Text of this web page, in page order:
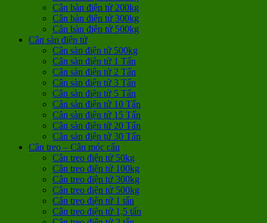
Cân bàn điện tử 200kg
Cân bàn điện tử 300kg
Cân bàn điện tử 500kg
Cân sàn điện tử
Cân sàn điện tử 500kg
Cân sàn điện tử 1 Tấn
Cân sàn điện tử 2 Tấn
Cân sàn điện tử 3 Tấn
Cân sàn điện tử 5 Tấn
Cân sàn điện tử 10 Tấn
Cân sàn điện tử 15 Tấn
Cân sàn điện tử 20 Tấn
Cân sàn điện tử 30 Tấn
Cân treo – Cân móc cẩu
Cân treo điện tử 50kg
Cân treo điện tử 100kg
Cân treo điện tử 300kg
Cân treo điện tử 500kg
Cân treo điện tử 1 tấn
Cân treo điện tử 1,5 tấn